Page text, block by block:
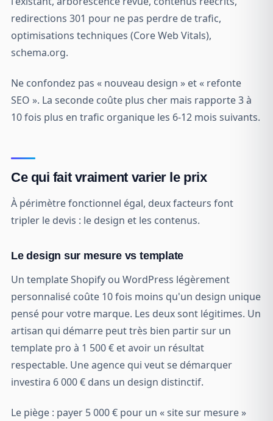
redirections 301 pour ne pas perdre de trafic,
optimisations techniques (Core Web Vitals),
schema.org.
Ne confondez pas « nouveau design » et « refonte
SEO ». La seconde coûte plus cher mais rapporte 3 à
10 fois plus en trafic organique les 6-12 mois suivants.
Ce qui fait vraiment varier le prix
À périmètre fonctionnel égal, deux facteurs font
tripler le devis : le design et les contenus.
Le design sur mesure vs template
Un template Shopify ou WordPress légèrement
personnalisé coûte 10 fois moins qu'un design unique
pensé pour votre marque. Les deux sont légitimes. Un
artisan qui démarre peut très bien partir sur un
template pro à 1 500 € et avoir un résultat
respectable. Une agence qui veut se démarquer
investira 6 000 € dans un design distinctif.
Le piège : payer 5 000 € pour un « site sur mesure »